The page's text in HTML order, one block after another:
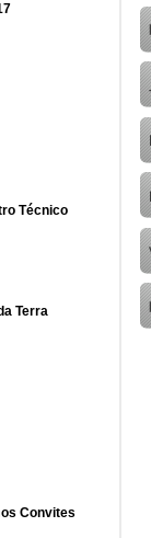
Técnico
Terra
Convites